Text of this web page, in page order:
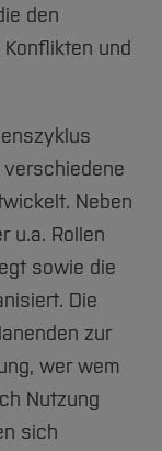
den
und
Neben
u.a. Rollen
sowie die
Die
zur
wer wem
Nutzung
sich